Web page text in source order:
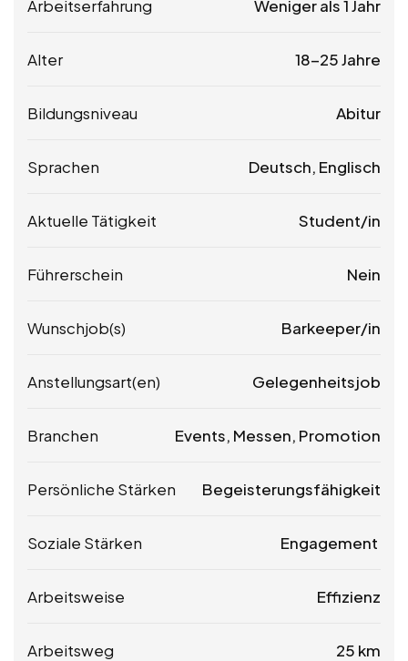
Arbeitserfahrung Weniger als 1 Jahr
Alter 18-25 Jahre
Bildungsniveau Abitur
Sprachen Deutsch, Englisch
Aktuelle Tätigkeit Student/in
Führerschein Nein
Wunschjob(s) Barkeeper/in
Anstellungsart(en) Gelegenheitsjob
Branchen Events, Messen, Promotion
Persönliche Stärken Begeisterungsfähigkeit
Soziale Stärken Engagement
Arbeitsweise Effizienz
Arbeitsweg 25 km